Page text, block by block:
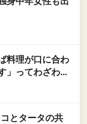
料理が口に合わ
」ってわざわざ
とタータの共